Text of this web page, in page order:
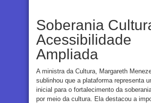
Soberania
Acessibilidade
Ampliada
A ministra da Cultura, Margareth
sublinhou que a plataforma representa
inicial para o fortalecimento da
por meio da cultura. Ela destacou a